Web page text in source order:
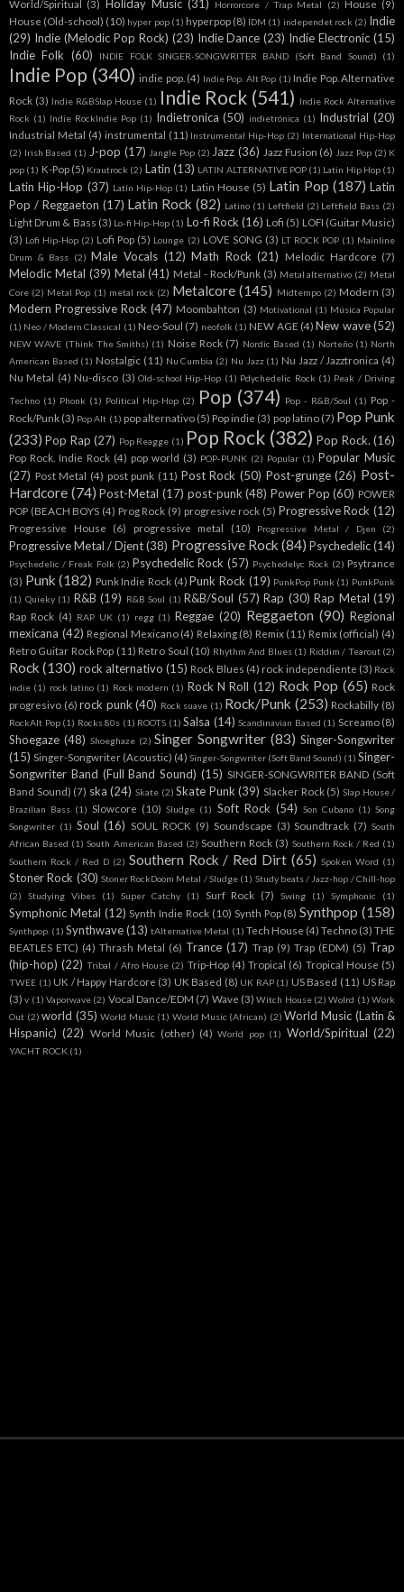
World/Spiritual (3) Holiday Music (31) Horrorcore / Trap Metal (2) House (9)
House (Old-school) (10) hyper pop (1) hyperpop (8) IDM (1) independet rock (2) Indie
(29) Indie (Melodic Pop Rock) (23) Indie Dance (23) Indie Electronic (15)
Indie Folk (60) INDIE FOLK SINGER-SONGWRITER BAND (Soft Band Sound) (1)
Indie Pop (340) indie pop. (4) Indie Pop. Alt Pop (1) Indie Pop. Alternative
Rock (3) Indie R&BSlap House (1) Indie Rock (541) Indie Rock Alternative
Rock (1) Indie RockIndie Pop (1) Indietronica (50) indietrónica (1) Industrial (20)
Industrial Metal (4) instrumental (11) Instrumental Hip-Hop (2) International Hip-Hop
(2) Irish Based (1) J-pop (17) Jangle Pop (2) Jazz (36) Jazz Fusion (6) Jazz Pop (2) K
pop (1) K-Pop (5) Krautrock (2) Latin (13) LATIN ALTERNATIVE POP (1) Latin Hip Hop (1)
Latin Hip-Hop (37) Latín Hip-Hop (1) Latin House (5) Latin Pop (187) Latin
Pop / Reggaeton (17) Latin Rock (82) Latino (1) Leftfield (2) Leftfield Bass (2)
Light Drum & Bass (3) Lo-fi Hip-Hop (1) Lo-fi Rock (16) Lofi (5) LOFI (Guitar Music)
(3) Lofi Hip-Hop (2) Lofi Pop (5) Lounge (2) LOVE SONG (3) LT ROCK POP (1) Mainline
Drum & Bass (2) Male Vocals (12) Math Rock (21) Melodic Hardcore (7)
Melodic Metal (39) Metal (41) Metal - Rock/Punk (3) Metal alternativo (2) Metal
Core (2) Metal Pop (1) metal rock (2) Metalcore (145) Midtempo (2) Modern (3)
Modern Progressive Rock (47) Moombahton (3) Motivational (1) Música Popular
(1) Neo / Modern Classical (1) Neo-Soul (7) neofolk (1) NEW AGE (4) New wave (52)
NEW WAVE (Think The Smiths) (1) Noise Rock (7) Nordic Based (1) Norteño (1) North
American Based (1) Nostalgic (11) Nu Cumbia (2) Nu Jazz (1) Nu Jazz / Jazztronica (4)
Nu Metal (4) Nu-disco (3) Old-school Hip-Hop (1) Pdychedelic Rock (1) Peak / Driving
Techno (1) Phonk (1) Political Hip-Hop (2) Pop (374) Pop - R&B/Soul (1) Pop -
Rock/Punk (3) Pop Alt (1) pop alternativo (5) Pop indie (3) pop latino (7) Pop Punk
(233) Pop Rap (27) Pop Reagge (1) Pop Rock (382) Pop Rock. (16)
Pop Rock. Indie Rock (4) pop world (3) POP-PUNK (2) Popular (1) Popular Music
(27) Post Metal (4) post punk (11) Post Rock (50) Post-grunge (26) Post-
Hardcore (74) Post-Metal (17) post-punk (48) Power Pop (60) POWER
POP (BEACH BOYS (4) Prog Rock (9) progresive rock (5) Progressive Rock (12)
Progressive House (6) progressive metal (10) Progressive Metal / Djen (2)
Progressive Metal / Djent (38) Progressive Rock (84) Psychedelic(14)
Psychedelic / Freak Folk (2) Psychedelic Rock (57) Psychedelyc Rock (2) Psytrance
(3) Punk (182) Punk Indie Rock (4) Punk Rock (19) PunkPop Punk (1) PunkPunk
(1) Quieky (1) R&B (19) R&B Soul (1) R&B/Soul (57) Rap (30) Rap Metal (19)
Rap Rock (4) RAP UK (1) regg (1) Reggae (20) Reggaeton (90) Regional
mexicana (42) Regional Mexicano (4) Relaxing (8) Remix (11) Remix (official) (4)
Retro Guitar Rock Pop (11) Retro Soul (10) Rhythm And Blues (1) Riddim / Tearout (2)
Rock (130) rock alternativo (15) Rock Blues (4) rock independiente (3) Rock
indie (1) rock latino (1) Rock modern (1) Rock N Roll (12) Rock Pop (65) Rock
progresivo (6) rock punk (40) Rock suave (1) Rock/Punk (253) Rockabilly (8)
RockAlt Pop (1) Rocks 80s (1) ROOTS (1) Salsa (14) Scandinavian Based (1) Screamo (8)
Shoegaze (48) Shoeghaze (2) Singer Songwriter (83) Singer-Songwriter
(15) Singer-Songwriter (Acoustic) (4) Singer-Songwriter (Soft Band Sound) (1) Singer-
Songwriter Band (Full Band Sound) (15) SINGER-SONGWRITER BAND (Soft
Band Sound) (7) ska (24) Skate (2) Skate Punk (39) Slacker Rock (5) Slap House /
Brazilian Bass (1) Slowcore (10) Sludge (1) Soft Rock (54) Son Cubano (1) Song
Songwriter (1) Soul (16) SOUL ROCK (9) Soundscape (3) Soundtrack (7) South
African Based (1) South American Based (2) Southern Rock (3) Southern Rock / Red (1)
Southern Rock / Red D (2) Southern Rock / Red Dirt (65) Spoken Word (1)
Stoner Rock (30) Stoner RockDoom Metal / Sludge (1) Study beats / Jazz-hop / Chill-hop
(2)
Studying Vibes (1) Super Catchy (1) Surf Rock (7) Swing (1) Symphonic (1)
Symphonic Metal (12) Synth Indie Rock (10) Synth Pop (8) Synthpop (158)
Synthpop. (1) Synthwave (13) tAlternative Metal (1) Tech House (4) Techno (3) THE
BEATLES ETC) (4) Thrash Metal (6) Trance (17) Trap (9) Trap (EDM) (5) Trap
(hip-hop) (22) Tribal / Afro House (2) Trip-Hop (4) Tropical (6) Tropical House (5)
TWEE (1) UK / Happy Hardcore (3) UK Based (8) UK RAP (1) US Based (11) US Rap
(3) v (1) Vaporwave (2) Vocal Dance/EDM (7) Wave (3) Witch House (2) Wolrd (1) Work
Out (2) world (35) World Music (1) World Music (African) (2) World Music (Latin &
Hispanic) (22) World Music (other) (4) World pop (1) World/Spiritual (22)
YACHT ROCK (1)